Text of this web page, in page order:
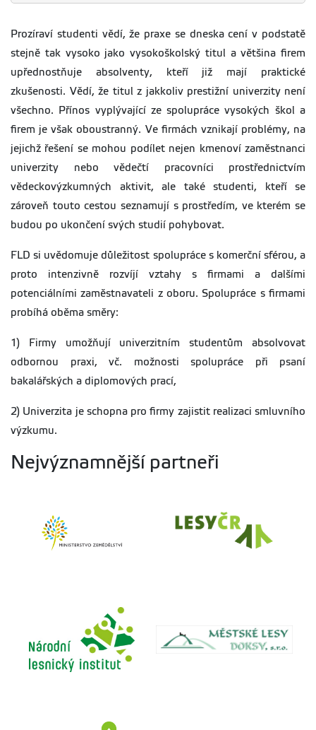
Prozíraví studenti vědí, že praxe se dneska cení v podstatě
stejně tak vysoko jako vysokoškolský titul a většina firem
upřednostňuje absolventy, kteří již mají praktické
zkušenosti. Vědí, že titul z jakkoliv prestižní univerzity není
všechno. Přínos vyplývající ze spolupráce vysokých škol a
firem je však oboustranný. Ve firmách vznikají problémy, na
jejichž řešení se mohou podílet nejen kmenoví zaměstnanci
univerzity nebo vědečtí pracovníci prostřednictvím
vědeckovýzkumných aktivit, ale také studenti, kteří se
zároveň touto cestou seznamují s prostředím, ve kterém se
budou po ukončení svých studií pohybovat.
FLD si uvědomuje důležitost spolupráce s komerční sférou, a
proto intenzivně rozvíjí vztahy s firmami a dalšími
potenciálními zaměstnavateli z oboru. Spolupráce s firmami
probíhá oběma směry:
1) Firmy umožňují univerzitním studentům absolvovat
odbornou praxi, vč. možnosti spolupráce při psaní
bakalářských a diplomových prací,
2) Univerzita je schopna pro firmy zajistit realizaci smluvního
výzkumu.
Nejvýznamnější partneři